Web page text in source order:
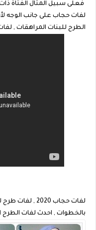
فعلى سبيل المثال الفتاة
لفات حجاب على جانب الوجه
الطرح للبنات المراهقات , لفات حجاب 2020 ,
لفات حجاب
بالخطوات , احدث لفات الطرح